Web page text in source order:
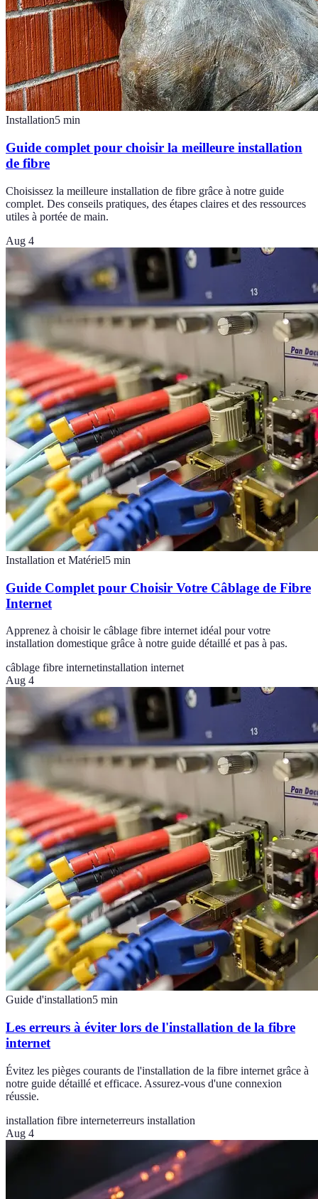
Installation5 min
Guide complet pour choisir la meilleure installation
de fibre
Choisissez la meilleure installation de fibre grâce à notre guide
complet. Des conseils pratiques, des étapes claires et des ressources
utiles à portée de main.
Aug 4
Installation et Matériel5 min
Guide Complet pour Choisir Votre Câblage de Fibre
Internet
Apprenez à choisir le câblage fibre internet idéal pour votre
installation domestique grâce à notre guide détaillé et pas à pas.
câblage fibre internetinstallation internet
Aug 4
Guide d'installation5 min
Les erreurs à éviter lors de l'installation de la fibre
internet
Évitez les pièges courants de l'installation de la fibre internet grâce à
notre guide détaillé et efficace. Assurez-vous d'une connexion
réussie.
installation fibre interneterreurs installation
Aug 4